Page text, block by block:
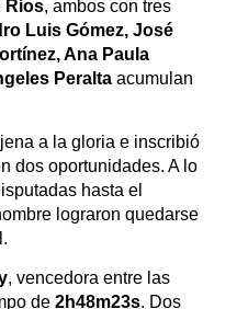
Ríos, ambos con tres
Luis Gómez, José
Ana Paula
Peraltaacumulan
a la gloria e inscribió
dos oportunidades. A lo
hasta el
lograron quedarse
, vencedora entre las
de 2h48m23s. Dos